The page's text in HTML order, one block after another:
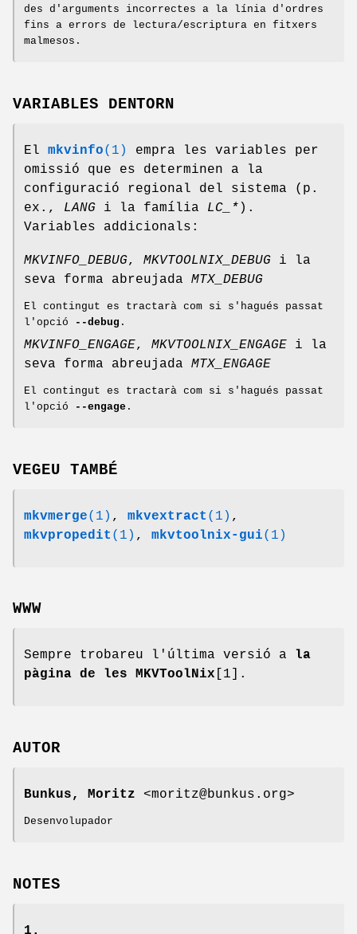
des d'arguments incorrectes a la línia d'ordres
fins a errors de lectura/escriptura en fitxers
malmesos.
VARIABLES DENTORN
El mkvinfo(1)
empra les variables per
omissió que es determinen a la
configuració regional del sistema (p.
ex., LANG i la família LC_* ).
Variables addicionals:
MKVINFO_DEBUG, MKVTOOLNIX_DEBUG i la
seva forma abreujada MTX_DEBUG
El contingut es tractarà com si s'hagués passat
l'opció
--debug .
MKVINFO_ENGAGE, MKVTOOLNIX_ENGAGE i la
seva forma abreujada MTX_ENGAGE
El contingut es tractarà com si s'hagués passat
l'opció
--engage .
VEGEU TAMBÉ
mkvmerge(1) , mkvextract (1) ,
mkvpropedit (1) , mkvtoolnix-gui(1)
WWW
Sempre trobareu l'última versió a
la
pàgina de les MKVToolNix [1].
AUTOR
Bunkus, Moritz <moritz@bunkus.org>
Desenvolupador
NOTES
1.